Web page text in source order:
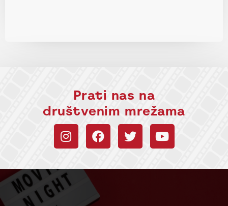
Prati nas na
društvenim mrežama